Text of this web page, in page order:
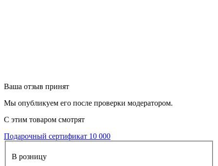
Ваша отзыв принят
Мы опубликуем его после проверки модератором.
С этим товаром смотрят
Подарочный сертификат 10 000
В розницу